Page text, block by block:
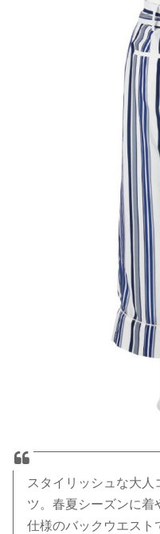
スタイリッシュな大
ツ。春夏シーズンに着
仕様のバックウエスト